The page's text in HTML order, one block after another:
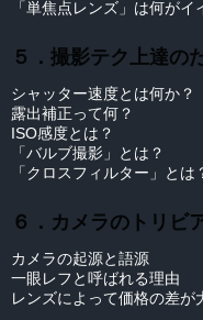
「単焦点レンズ」は何がイ
５．撮影テク上達の
シャッター速度とは何か？
露出補正って何？
ISO感度とは？
「バルブ撮影」とは？
「クロスフィルター」とは
６．カメラのトリビ
カメラの起源と語源
一眼レフと呼ばれる理由
レンズによって価格の差が